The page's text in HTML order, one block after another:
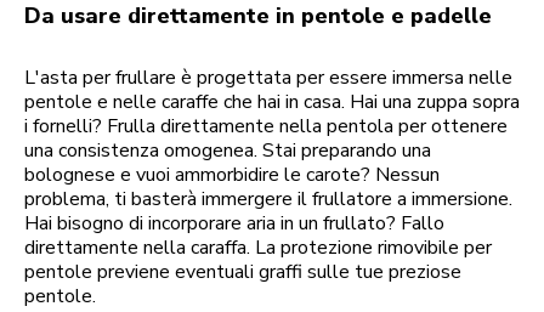
Da usare direttamente in pentole e padelle
L'asta per frullare è progettata per essere immersa nelle
pentole e nelle caraffe che hai in casa. Hai una zuppa sopra
i fornelli? Frulla direttamente nella pentola per ottenere
una consistenza omogenea. Stai preparando una
bolognese e vuoi ammorbidire le carote? Nessun
problema, ti basterà immergere il frullatore a immersione.
Hai bisogno di incorporare aria in un frullato? Fallo
direttamente nella caraffa. La protezione rimovibile per
pentole previene eventuali graffi sulle tue preziose
pentole.